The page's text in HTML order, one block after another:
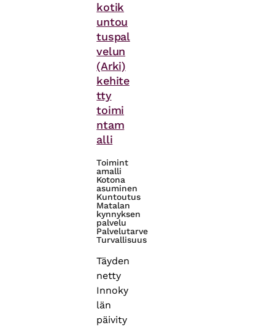
kotik
untou
tuspal
velun
(Arki)
kehite
tty
toimi
ntam
alli
Toimint
amalli
Kotona
asuminen
Kuntoutus
Matalan
kynnyksen
palvelu
Palvelutarve
Turvallisuus
Täyden
netty
Innoky
län
päivity